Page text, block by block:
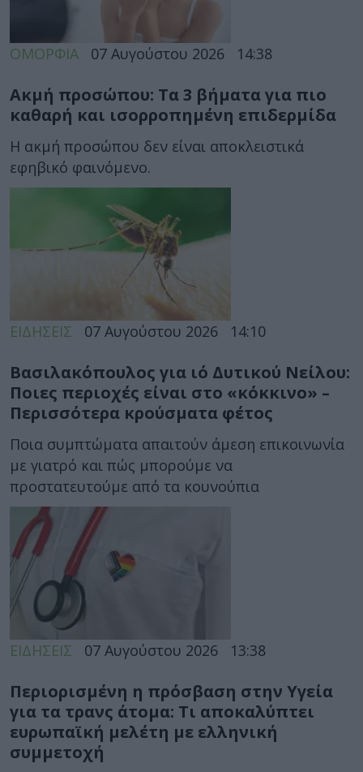
ΟΜΟΡΦΙΑ 07 Αυγούστου 2026 14:38
Ακμή προσώπου: Τα 3 βήματα για πιο
καθαρή και ισορροπημένη επιδερμίδα
Η ακμή προσώπου δεν είναι αποκλειστικά
εφηβικό φαινόμενο.
ΕΙΔΗΣΕΙΣ 07 Αυγούστου 2026 14:10
Βασιλακόπουλος για ιό Δυτικού Νείλου:
Ποιες περιοχές είναι στο «κόκκινο» –
Περισσότερα κρούσματα φέτος
Ποια συμπτώματα απαιτούν άμεση επικοινωνία
με γιατρό και πώς μπορούμε να
προστατευτούμε από τα κουνούπια
ΕΙΔΗΣΕΙΣ 07 Αυγούστου 2026 13:38
Περιορισμένη η πρόσβαση στην Υγεία
για τα τρανς άτομα: Τι αποκαλύπτει
ευρωπαϊκή μελέτη με ελληνική
συμμετοχή